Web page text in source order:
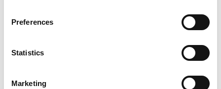
Preferences
Statistics
Marketing